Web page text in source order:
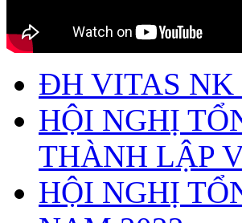
ĐH VITAS NK
HỘI NGHỊ
THÀNH LẬP
HỘI NGHỊ